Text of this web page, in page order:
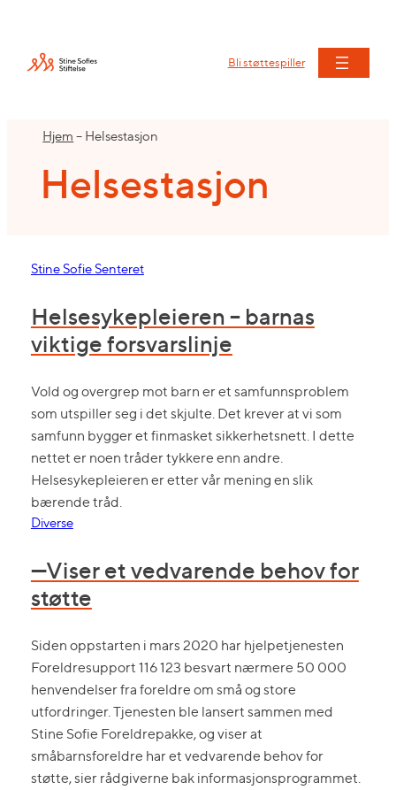
innhold
Bli støttespiller
Hjem – Helsestasjon
Helsestasjon
Stine Sofie Senteret
Helsesykepleieren – barnas
viktige forsvarslinje
Vold og overgrep mot barn er et samfunnsproblem
som utspiller seg i det skjulte. Det krever at vi som
samfunn bygger et finmasket sikkerhetsnett. I dette
nettet er noen tråder tykkere enn andre.
Helsesykepleieren er etter vår mening en slik
bærende tråd.
Diverse
—Viser et vedvarende behov for
støtte
Siden oppstarten i mars 2020 har hjelpetjenesten
Foreldresupport 116 123 besvart nærmere 50 000
henvendelser fra foreldre om små og store
utfordringer. Tjenesten ble lansert sammen med
Stine Sofie Foreldrepakke, og viser at
småbarnsforeldre har et vedvarende behov for
støtte, sier rådgiverne bak informasjonsprogrammet.